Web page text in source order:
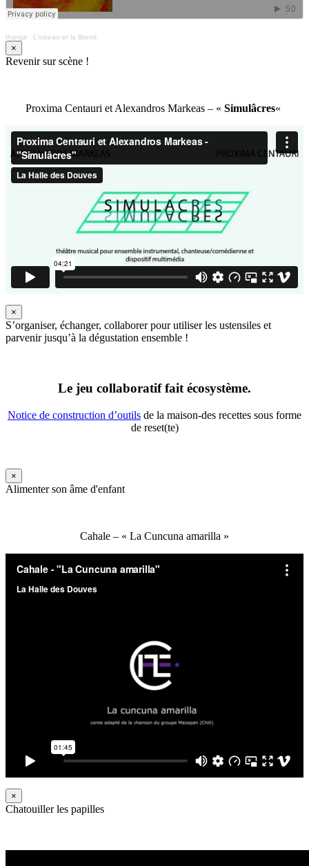
thiergir · L'oiseau et la liberté
×
Revenir sur scène !
Proxima Centauri et Alexandros Markeas – « Simulâcres«
×
S’organiser, échanger, collaborer pour utiliser les ustensiles et
parvenir jusqu’à la dégustation ensemble !
Le jeu collaboratif fait écosystème.
Notice de construction d’outils de la maison-des recettes sous forme
de reset(te)
×
Alimenter son âme d'enfant
Cahale – « La Cuncuna amarilla »
×
Chatouiller les papilles